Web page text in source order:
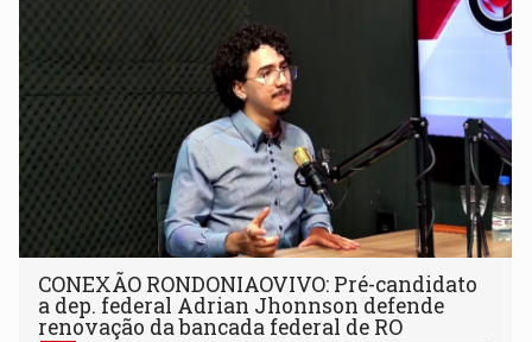
CONEXÃO RONDONIAOVIVO: Pré-candidato
a dep. federal Adrian Jhonnson defende
renovação da bancada federal de RO